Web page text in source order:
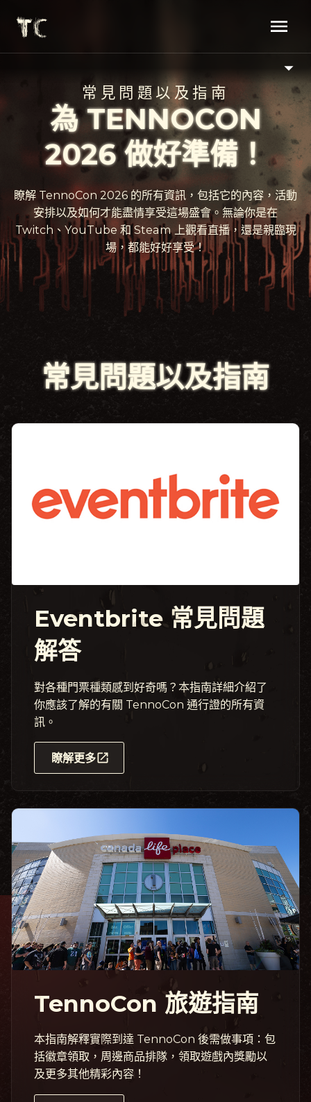
常見問題以及指南
為 TENNOCON
2026 做好準備！
瞭解 TennoCon 2026 的所有資訊，包括它的內容，活動
安排以及如何才能盡情享受這場盛會。無論你是在
Twitch、YouTube 和 Steam 上觀看直播，還是親臨現
場，都能好好享受！
常見問題以及指南
Eventbrite 常見問題
解答
對各種門票種類感到好奇嗎？本指南詳細介紹了
你應該了解的有關 TennoCon 通行證的所有資
訊。
瞭解更多
TennoCon 旅遊指南
本指南解釋實際到達 TennoCon 後需做事項：包
括徽章領取，周邊商品排隊，領取遊戲內獎勵以
及更多其他精彩內容！